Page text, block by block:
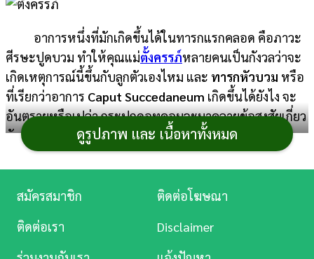
อาการหนึ่งที่มักเกิดขึ้นได้ในทารกแรกคลอด คือภาวะ
ศีรษะปูดบวม ทำให้คุณแม่ตั้งครรภ์หลายคนเป็นกังวลว่าจะ
เกิดเหตุการณ์นี้ขึ้นกับลูกตัวเองไหม และ ทารกหัวบวม หรือ
ที่เรียกว่าอาการ Caput Succedaneum เกิดขึ้นได้ยังไง จะ
อันตรายหรือเปล่า กระปุกดอทคอมจะมาคลายข้อสงสัยเกี่ยว
กับอาการ
ลูกหัวบวมตอนคลอดให้คุณแม่ได้หายข้องใจกัน
ทารกหัวบวม คืออะไร
Caput Succedaneum เป็นอาการของศีรษะที่บวมน้ำของ
ทารกหลังการคลอดธรรมชาติ เนื่องจากมีของเหลวอยู่ใต้
ดูรูปภาพ และ เนื้อหาทั้งหมด
ศึกษา
บันเทิง
ดู
หนัง
สมัครสมาชิก
ติดต่อโฆษณา
ติดต่อเรา
Disclaimer